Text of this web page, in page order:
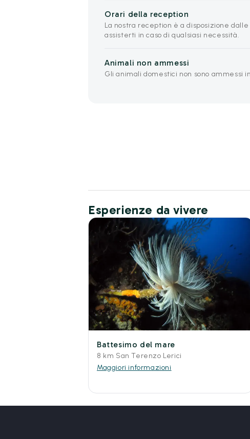
Orari della reception
La nostra reception è a disposizione dalle
assisterti in caso di qualsiasi necessità.
Animali non ammessi
Gli animali domestici non sono ammessi
Esperienze da vivere
Battesimo del mare
8 km San Terenzo Lerici
Maggiori informazioni